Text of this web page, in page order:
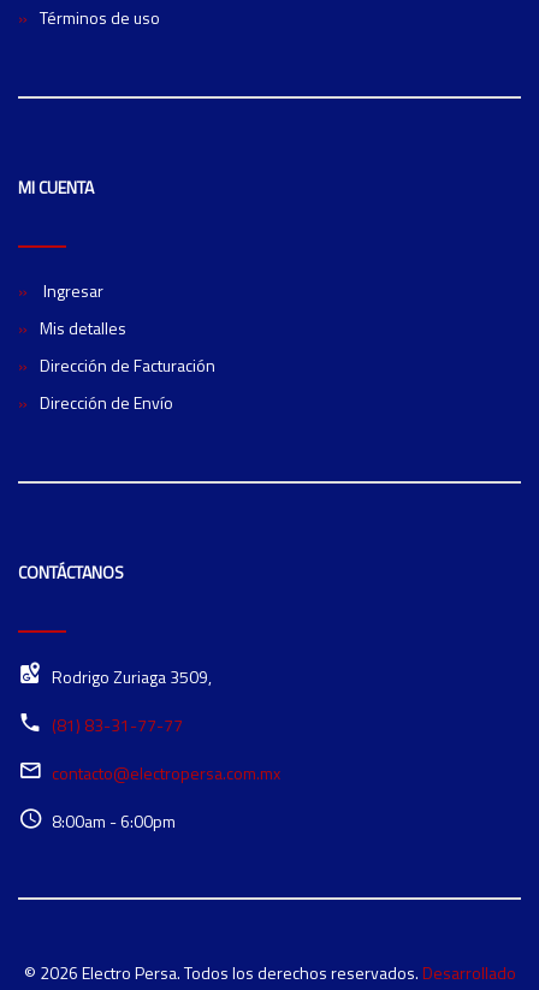
Términos de uso
MI CUENTA
Ingresar
Mis detalles
Dirección de Facturación
Dirección de Envío
CONTÁCTANOS
Rodrigo Zuriaga 3509,
(81) 83-31-77-77
contacto@electropersa.com.mx
8:00am - 6:00pm
© 2026 Electro Persa. Todos los derechos reservados. Desarrollado